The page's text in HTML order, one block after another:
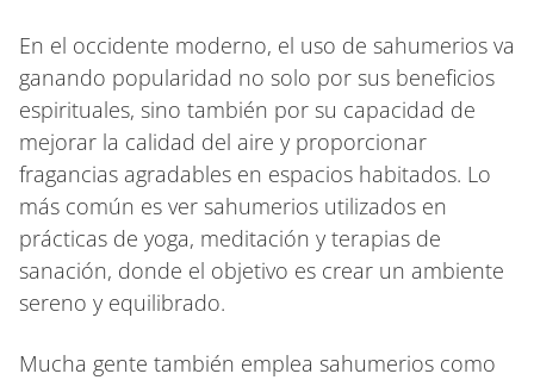
En el occidente moderno, el uso de sahumerios va
ganando popularidad no solo por sus beneficios
espirituales, sino también por su capacidad de
mejorar la calidad del aire y proporcionar
fragancias agradables en espacios habitados. Lo
más común es ver sahumerios utilizados en
prácticas de yoga, meditación y terapias de
sanación, donde el objetivo es crear un ambiente
sereno y equilibrado.
Mucha gente también emplea sahumerios como